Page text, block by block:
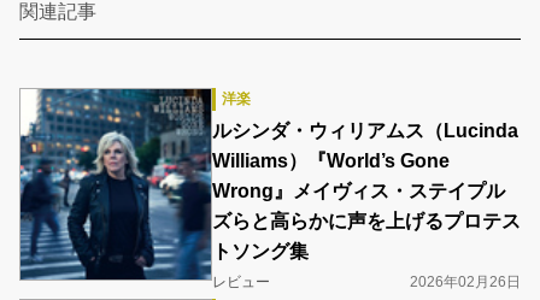
関連記事
洋楽
ルシンダ・ウィリアムス（Lucinda
Williams）『World’s Gone
Wrong』メイヴィス・ステイプル
ズらと高らかに声を上げるプロテス
トソング集
レビュー
2026年02月26日